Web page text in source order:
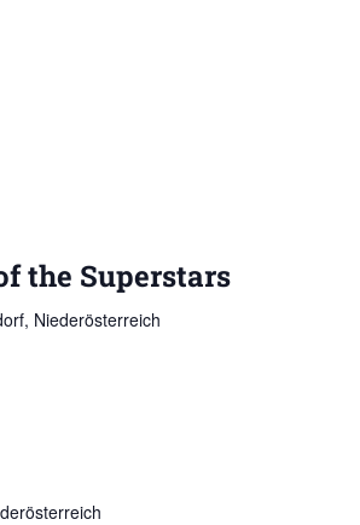
the Superstars
Niederösterreich